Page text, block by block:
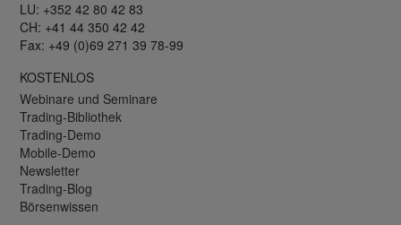
LU: +352 42 80 42 83
CH: +41 44 350 42 42
Fax: +49 (0)69 271 39 78-99
KOSTENLOS
Webinare und Seminare
Trading-Bibliothek
Trading-Demo
Mobile-Demo
Newsletter
Trading-Blog
Börsenwissen